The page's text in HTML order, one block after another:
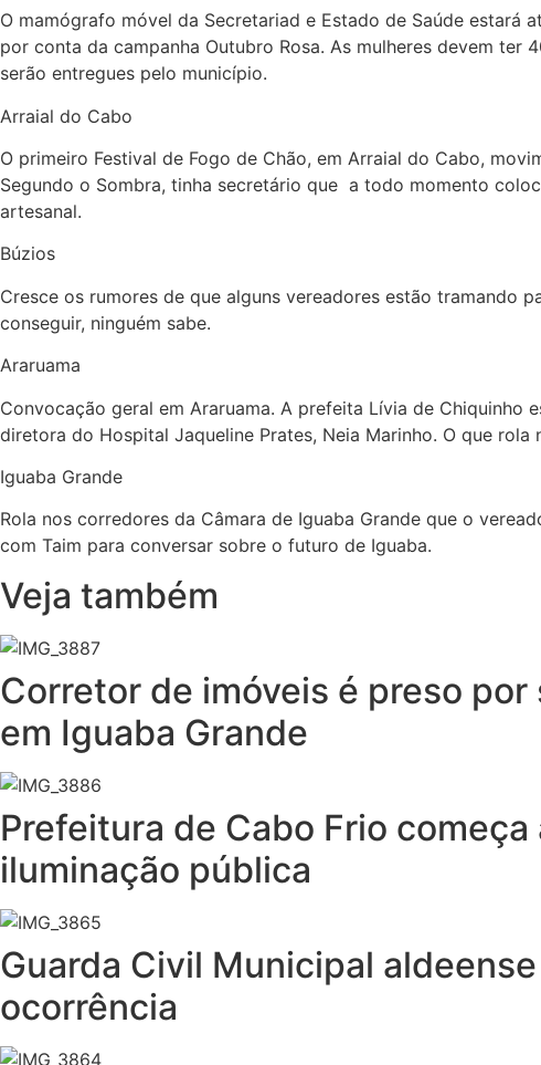
O mamógrafo móvel da Secretariad e Estado de Saúde
por conta da campanha Outubro Rosa. As mulheres devem ter
serão entregues pelo município.
Arraial do Cabo
O primeiro Festival de Fogo de Chão, em Arraial do Cabo,
Segundo o Sombra, tinha secretário que a todo momento
artesanal.
Búzios
Cresce os rumores de que alguns vereadores estão tramando
conseguir, ninguém sabe.
Araruama
Convocação geral em Araruama. A prefeita Lívia de
diretora do Hospital Jaqueline Prates, Neia Marinho. O que rola
Iguaba Grande
Rola nos corredores da Câmara de Iguaba Grande que o
com Taim para conversar sobre o futuro de Iguaba.
Veja também
Corretor de imóveis é preso
em Iguaba Grande
Prefeitura de Cabo Frio
iluminação pública
Guarda Civil Municipal
ocorrência